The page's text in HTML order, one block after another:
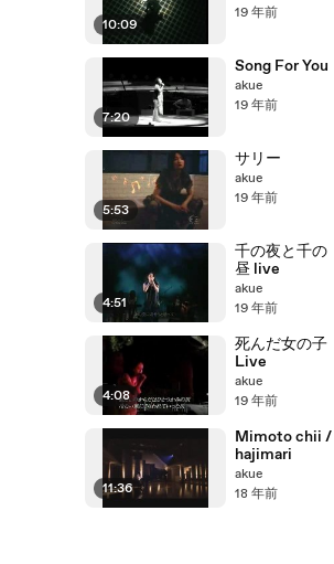
10:09
19 年前
7:20
Song For You
akue
19 年前
5:53
サリー
akue
19 年前
4:51
千の夜と千の
昼 live
akue
19 年前
4:08
死んだ女の子
Live
akue
19 年前
11:36
Mimoto chii /
hajimari
akue
18 年前